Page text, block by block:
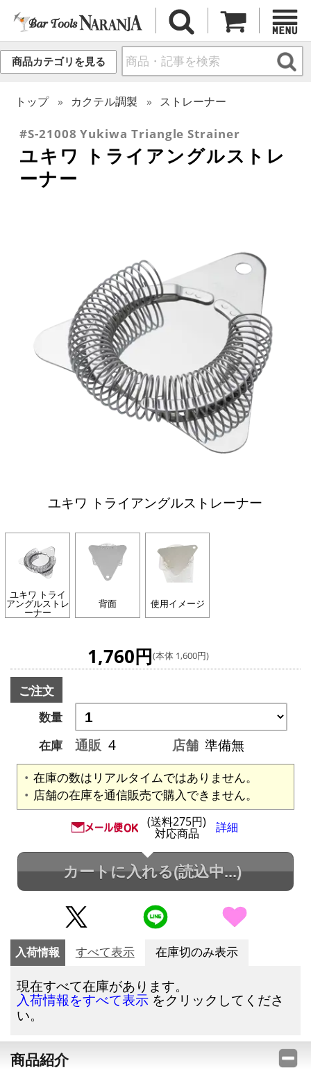
商品カテゴリを見る
トップ カクテル調製 ストレーナー
#S-21008 Yukiwa Triangle Strainer
ユキワ トライアングルストレ
ーナー
ユキワ トライアングルストレーナー
ユキワ トライ
アングルストレ
ーナー
背面 使用イメージ
1,760円(本体 1,600円)
ご注文
数量
在庫
通販 4 店舗 準備無
在庫の数はリアルタイムではありません。
店舗の在庫を通信販売で購入できません。
(送料275円)
対応商品 詳細
カートに入れる(読込中...)
入荷情報 すべて表示 在庫切のみ表示
現在すべて在庫があります。
入荷情報をすべて表示 をクリックしてくださ
い。
商品紹介